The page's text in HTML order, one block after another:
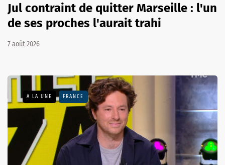
Jul contraint de quitter Marseille : l'un
de ses proches l'aurait trahi
7 août 2026
A LA UNE FRANCE